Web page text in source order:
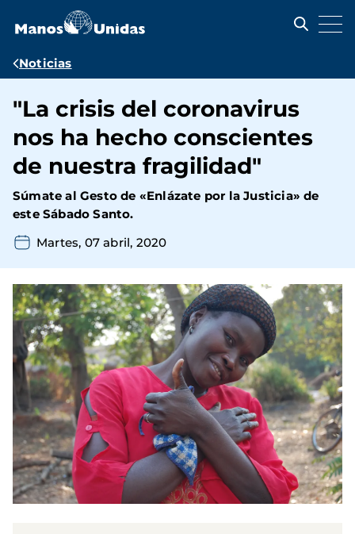
contenido
Ruta
navegación
Noticias
"La crisis del coronavirus
nos ha hecho conscientes
de nuestra fragilidad"
Súmate al Gesto de «Enlázate por la Justicia» de
este Sábado Santo.
Martes, 07 abril, 2020